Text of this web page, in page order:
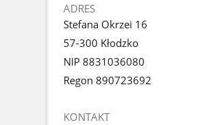
ADRES
Stefana Okrzei 16
57-300 Kłodzko
NIP 8831036080
Regon 890723692
KONTAKT